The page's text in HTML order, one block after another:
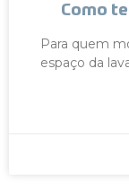
Como
Para quem
espaço da